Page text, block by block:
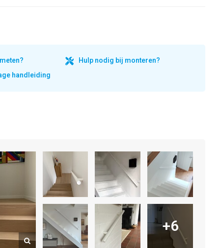
Hulp nodig bij monteren?
handleiding
+6